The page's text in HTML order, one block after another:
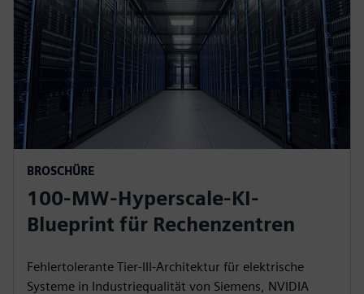
BROSCHÜRE
100-MW-Hyperscale-KI-
Blueprint für Rechenzentren
Fehlertolerante Tier-III-Architektur für elektrische
Systeme in Industriequalität von Siemens, NVIDIA